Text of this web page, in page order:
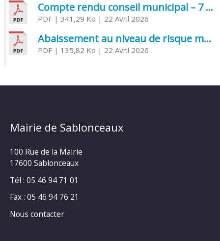
Compte rendu conseil municipal – 7 avril 2026
PDF| 341,29 Ko | 22 Avril 2026
Abaissement au niveau de risque modéré de l’Influenza aviaire
PDF| 135,82 Ko | 22 Avril 2026
Mairie de Sablonceaux
100 Rue de la Mairie
17600 Sablonceaux
Tél : 05 46 94 71 01
Fax : 05 46 94 76 21
Nous contacter